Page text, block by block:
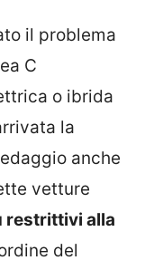
il problema
C
o ibrida
la
anche
vetture
restrittivi alla
del